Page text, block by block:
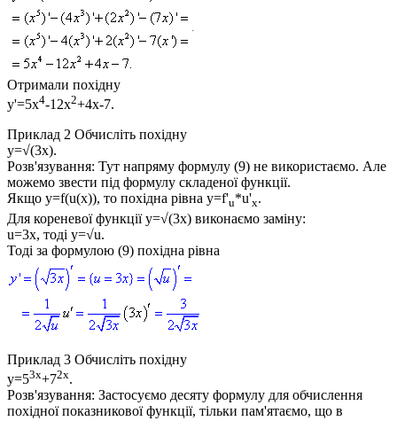
Отримали похідну
y'=5x4-12x2+4x-7.
Приклад 2 Обчисліть похідну
y=√(3x).
Розв'язування: Тут напряму формулу (9) не використаємо. Але
можемо звести під формулу складеної функції.
Якщо y=f(u(x)), то похідна рівна y=f'u*u'x.
Для кореневої функціїy=√(3x) виконаємо заміну:
u=3x, тоді y=√u.
Тоді за формулою (9) похідна рівна
Приклад 3 Обчисліть похідну
y=53x+72x.
Розв'язування: Застосуємо десяту формулу для обчислення
похідної показникової функції, тільки пам'ятаємо, що в